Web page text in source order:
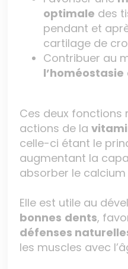
optimale des
pendant et
cartilage de
Contribuer au
l’homéostasie
Ces deux fonctions
actions de la
celle-ci étant le
augmentant la
absorber le
Elle est utile au
bonnes dents,
défenses
les muscles avec